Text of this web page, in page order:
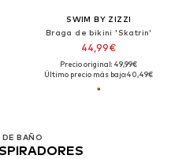
SWIM BY ZIZZI
Braga de bikini 'Skatrin'
44,99€
Precio original: 49,99€
Último precio más bajo:40,49€
DE BAÑO